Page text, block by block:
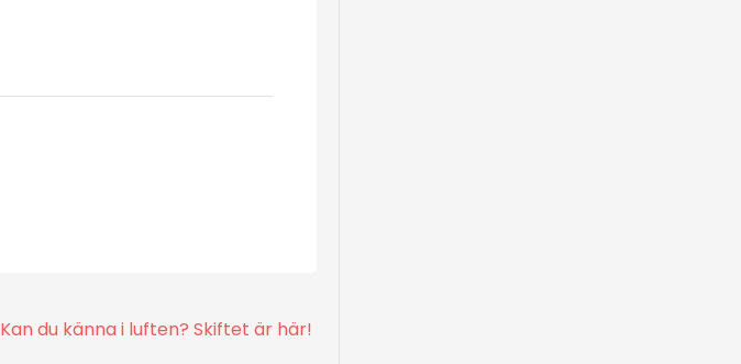
Kan du känna i luften? Skiftet är här!